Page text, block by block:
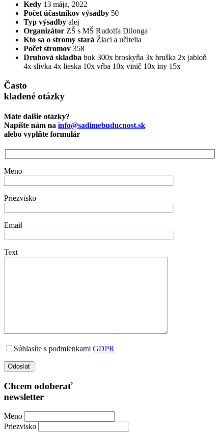
Kedy 13 mája, 2022
Počet účastníkov výsadby 50
Typ výsadby alej
Organizátor ZŠ s MŠ Rudolfa Dilonga
Kto sa o stromy stará Žiaci a učitelia
Počet stromov 358
Druhová skladba buk 300x broskyňa 3x hruška 2x jabloň
4x slivka 4x lieska 10x vŕba 10x vinič 10x iny 15x
Často
kladené otázky
Máte dalšie otázky?
Napíšte nám na info@sadimebuducnost.sk
alebo vyplňte formulár
Meno
Priezvisko
Email
Text
Súhlasíte s podmienkami GDPR
Chcem odoberať
newsletter
Meno
Priezvisko